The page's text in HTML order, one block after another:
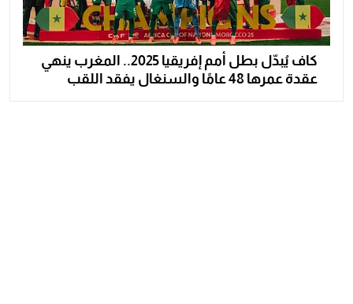
كاف يُبدّل بطل أمم إفريقيا 2025.. المغرب ينهي
عقدة عمرها 48 عامًا والسنغال يفقد اللقب